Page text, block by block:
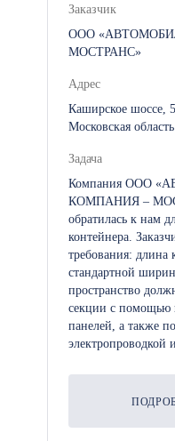
Заказчик
ООО
МОСТРАНС»
Адрес
Каширское шоссе,
Московская область
Задача
Компания ООО
КОМПАНИЯ –
обратилась к нам
контейнера.
требования: длина
стандартной
пространство
секции с помощью
панелей, а также
электропроводкой